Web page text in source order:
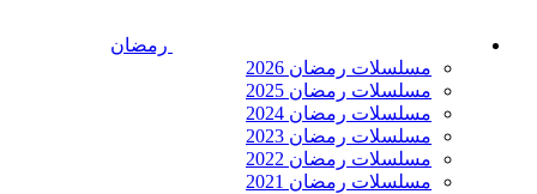
رمضان
مسلسلات رمضان 2026
مسلسلات رمضان 2025
مسلسلات رمضان 2024
مسلسلات رمضان 2023
مسلسلات رمضان 2022
مسلسلات رمضان 2021